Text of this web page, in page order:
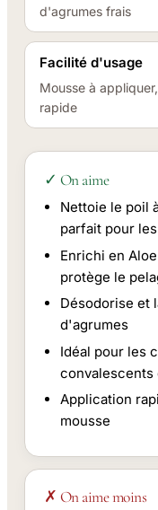
d'agrumes frais
Facilité d'usage
Mousse à
rapide
✓ On aime
Nettoie le poil
parfait pour
Enrichi en
protège le
Désodorise et
d'agrumes
Idéal pour les
convalescents
Application
mousse
✗ On aime moins